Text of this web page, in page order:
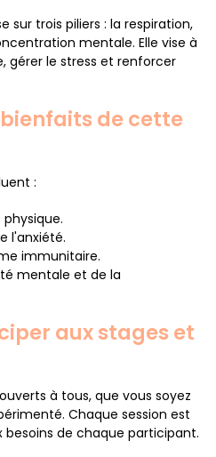
sur trois piliers : la respiration,
mentale. Elle vise à
gérer le stress et renforcer
de cette
:
l'anxiété.
immunitaire.
mentale et de la
aux stages et
à tous, que vous soyez
Chaque session est
de chaque participant.